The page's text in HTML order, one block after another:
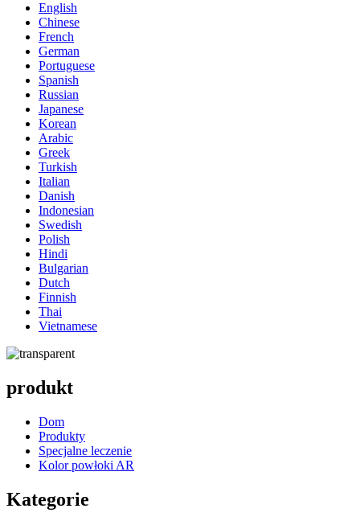
English
Chinese
French
German
Portuguese
Spanish
Russian
Japanese
Korean
Arabic
Greek
Turkish
Italian
Danish
Indonesian
Swedish
Polish
Hindi
Bulgarian
Dutch
Finnish
Thai
Vietnamese
produkt
Dom
Produkty
Specjalne leczenie
Kolor powłoki AR
Kategorie